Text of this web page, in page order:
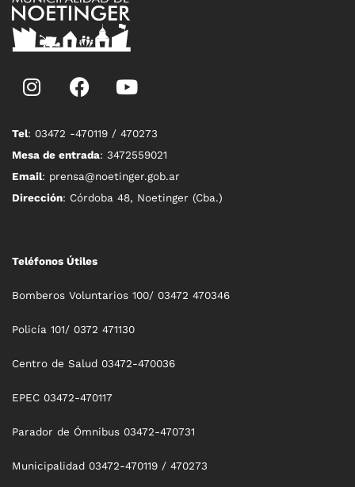
Tel: 03472 -470119 / 470273
Mesa de entrada: 3472559021
Email: prensa@noetinger.gob.ar
Dirección: Córdoba 48, Noetinger (Cba.)
Teléfonos Útiles
Bomberos Voluntarios 100/ 03472 470346
Policía 101/ 0372 471130
Centro de Salud 03472-470036
EPEC 03472-470117
Parador de Ómnibus 03472-470731
Municipalidad 03472-470119 / 470273